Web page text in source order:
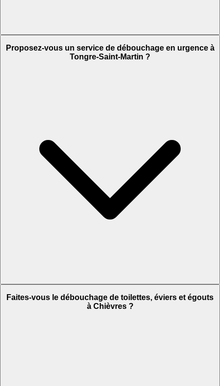
Proposez-vous un service de débouchage en urgence à
Tongre-Saint-Martin ?
Faites-vous le débouchage de toilettes, éviers et égouts
à Chièvres ?